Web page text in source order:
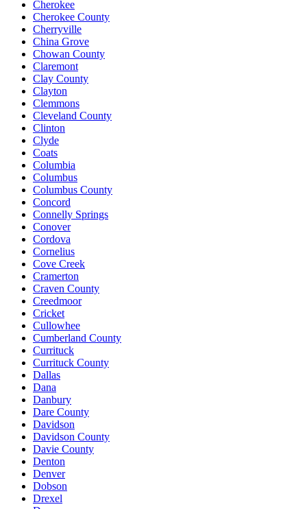
Cherokee
Cherokee County
Cherryville
China Grove
Chowan County
Claremont
Clay County
Clayton
Clemmons
Cleveland County
Clinton
Clyde
Coats
Columbia
Columbus
Columbus County
Concord
Connelly Springs
Conover
Cordova
Cornelius
Cove Creek
Cramerton
Craven County
Creedmoor
Cricket
Cullowhee
Cumberland County
Currituck
Currituck County
Dallas
Dana
Danbury
Dare County
Davidson
Davidson County
Davie County
Denton
Denver
Dobson
Drexel